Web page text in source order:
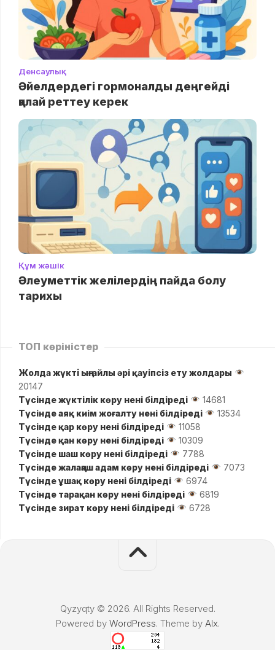
Денсаулық
Әйелдердегі гормоналды деңгейді
қалай реттеу керек
Құм жәшік
Әлеуметтік желілердің пайда болу
тарихы
ТОП көріністер
Жолда жүктi ыңғайлы әрі қауіпсіз ету жолдары
20147
Түсінде жүктілік көру нені білдіреді
14681
Түсінде аяқ киім жоғалту нені білдіреді
13534
Түсінде қар көру нені білдіреді
11058
Түсінде қан көру нені білдіреді
10309
Түсінде шаш көру нені білдіреді
7788
Түсінде жалаңаш адам көру нені білдіреді
7073
Түсінде ұшақ көру нені білдіреді
6974
Түсінде тарақан көру нені білдіреді
6819
Түсінде зират көру нені білдіреді
6728
Qyzyqty © 2026. All Rights Reserved.
Powered by WordPress. Theme by Alx.